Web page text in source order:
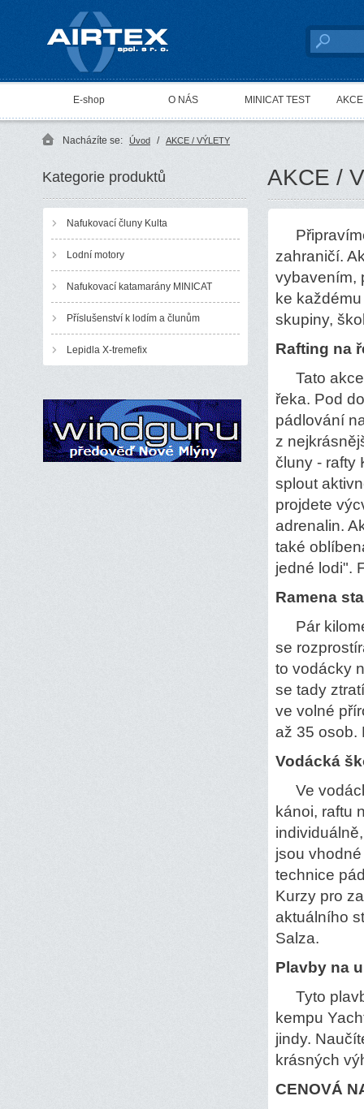
AIRTEX spol. s r. o.
E-shop O NÁS MINICAT TEST
Nacházíte se: Úvod / AKCE / VÝLETY
Kategorie produktů
Nafukovací čluny Kulta
Lodní motory
Nafukovací katamarány MINICAT
Příslušenství k lodím a člunům
Lepidla X-tremefix
AKCE /
zahraničí.
vybavením,
ke
skupiny,
Rafting na
Tato akce
řeka. Pod
pádlování
z
čluny - rafty
splout
projdete
adrenalin.
také
jedné lodi".
Ramena
Pár
se
to vodácky
se tady
ve volné
až 35
Vodácká
Ve
kánoi, raftu
jsou
technice
Kurzy pro
aktuálního
Salza.
Plavby na
Tyto
kempu
jindy.
krásných
CENOVÁ